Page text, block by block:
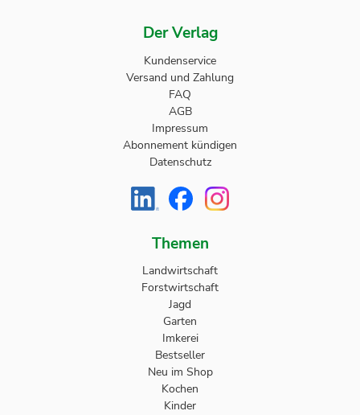
Der Verlag
Kundenservice
Versand und Zahlung
FAQ
AGB
Impressum
Abonnement kündigen
Datenschutz
Themen
Landwirtschaft
Forstwirtschaft
Jagd
Garten
Imkerei
Bestseller
Neu im Shop
Kochen
Kinder